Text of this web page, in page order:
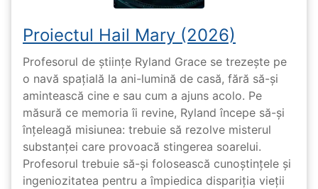
Proiectul Hail Mary (2026)
Profesorul de științe Ryland Grace se trezește pe
o navă spațială la ani-lumină de casă, fără să-și
amintească cine e sau cum a ajuns acolo. Pe
măsură ce memoria îi revine, Ryland începe să-și
înțeleagă misiunea: trebuie să rezolve misterul
substanței care provoacă stingerea soarelui.
Profesorul trebuie să-și folosească cunoștințele și
ingeniozitatea pentru a împiedica dispariția vieții